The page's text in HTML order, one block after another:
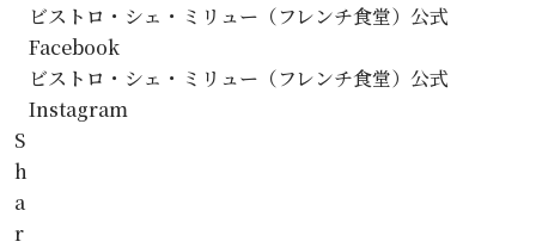
ビストロ・シェ・ミリュー（フレンチ食堂）公式
Facebook
ビストロ・シェ・ミリュー（フレンチ食堂）公式
Instagram
S
h
a
r